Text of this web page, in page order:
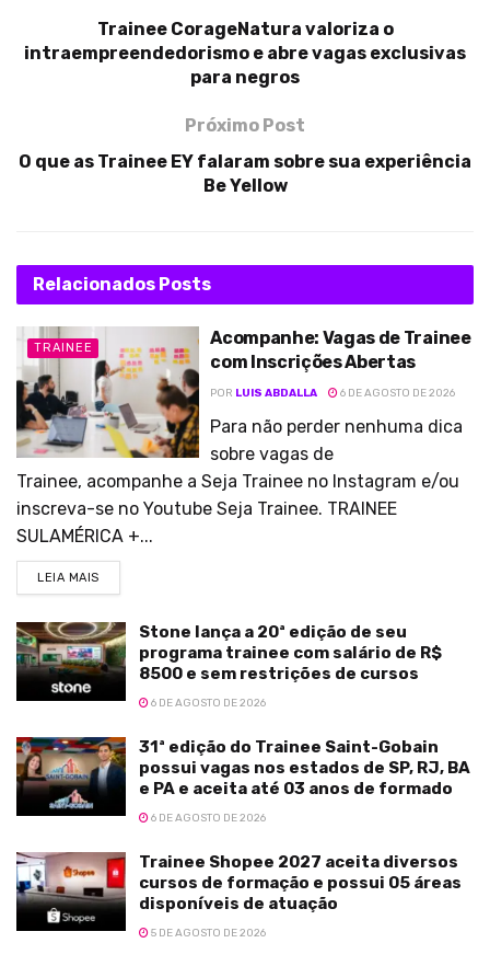
Trainee CorageNatura valoriza o
intraempreendedorismo e abre vagas exclusivas
para negros
Próximo Post
O que as Trainee EY falaram sobre sua experiência
Be Yellow
Relacionados Posts
TRAINEE
Acompanhe: Vagas de Trainee
com Inscrições Abertas
POR LUIS ABDALLA 6 DE AGOSTO DE 2026
Para não perder nenhuma dica
sobre vagas de
Trainee, acompanhe a Seja Trainee no Instagram e/ou
inscreva-se no Youtube Seja Trainee. TRAINEE
SULAMÉRICA +...
LEIA MAIS
Stone lança a 20ª edição de seu
programa trainee com salário de R$
8500 e sem restrições de cursos
6 DE AGOSTO DE 2026
31ª edição do Trainee Saint-Gobain
possui vagas nos estados de SP, RJ, BA
e PA e aceita até 03 anos de formado
6 DE AGOSTO DE 2026
Trainee Shopee 2027 aceita diversos
cursos de formação e possui 05 áreas
disponíveis de atuação
5 DE AGOSTO DE 2026